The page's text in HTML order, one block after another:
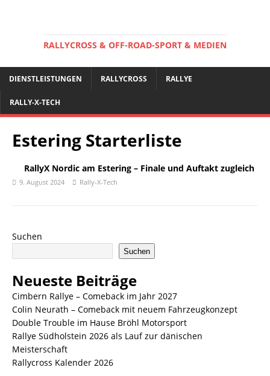
RALLYCROSS & OFF-ROAD-SPORT & MEDIEN
DIENSTLEISTUNGEN RALLYCROSS RALLYE
RALLY-X-TECH
Estering Starterliste
RallyX Nordic am Estering – Finale und Auftakt zugleich
9. August 2024 Rally-X-Tech
Suchen
Suchen
Neueste Beiträge
Cimbern Rallye – Comeback im Jahr 2027
Colin Neurath – Comeback mit neuem Fahrzeugkonzept
Double Trouble im Hause Bröhl Motorsport
Rallye Südholstein 2026 als Lauf zur dänischen
Meisterschaft
Rallycross Kalender 2026